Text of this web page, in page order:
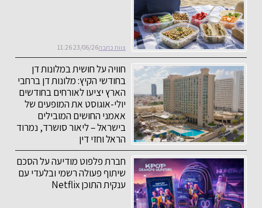
צוות כתבה23/06/26 11:26
חוויה על חושית במלונות דן
בחודשי הקיץ: מלונות דן ברחבי
הארץ יציעו לאורחים בחודשים
יולי-אוגוסט את המופעים של
אאמני החושים המובילים
בישראל – ליאור סושרד, נמרוד
הראל וחזי דין
חברת פלפוט מודיעה על הסכם
שיתוף פעולה רשמי ובלעדי עם
ענקית התוכן Netflix